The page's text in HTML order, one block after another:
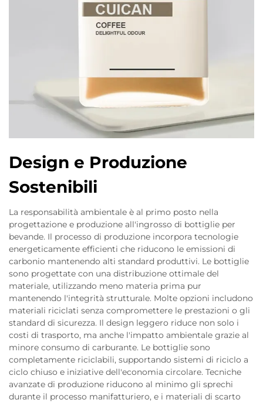
Design e Produzione
Sostenibili
La responsabilità ambientale è al primo posto nella
progettazione e produzione all'ingrosso di bottiglie per
bevande. Il processo di produzione incorpora tecnologie
energeticamente efficienti che riducono le emissioni di
carbonio mantenendo alti standard produttivi. Le bottiglie
sono progettate con una distribuzione ottimale del
materiale, utilizzando meno materia prima pur
mantenendo l'integrità strutturale. Molte opzioni includono
materiali riciclati senza compromettere le prestazioni o gli
standard di sicurezza. Il design leggero riduce non solo i
costi di trasporto, ma anche l'impatto ambientale grazie al
minore consumo di carburante. Le bottiglie sono
completamente riciclabili, supportando sistemi di riciclo a
ciclo chiuso e iniziative dell'economia circolare. Tecniche
avanzate di produzione riducono al minimo gli sprechi
durante il processo manifatturiero, e i materiali di scarto